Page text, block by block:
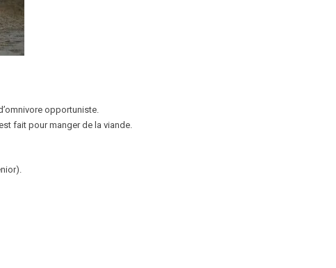
opportuniste.
fait pour manger de la viande.